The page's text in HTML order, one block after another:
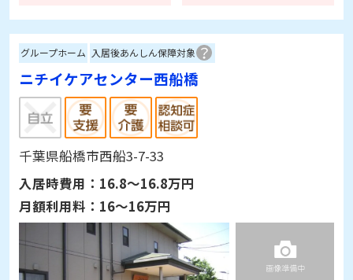
グループホーム 入居後あんしん保障対象
ニチイケアセンター西船橋
千葉県船橋市西船3-7-33
入居時費用： 16.8～16.8万円
月額利用料： 16～16万円